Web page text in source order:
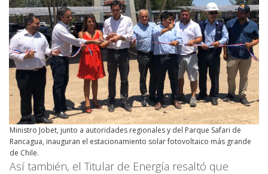
Ministro Jobet, junto a autoridades regionales y del Parque Safari de
Rancagua, inauguran el estacionamiento solar fotovoltaico más grande
de Chile.
Así también, el Titular de Energía resaltó que